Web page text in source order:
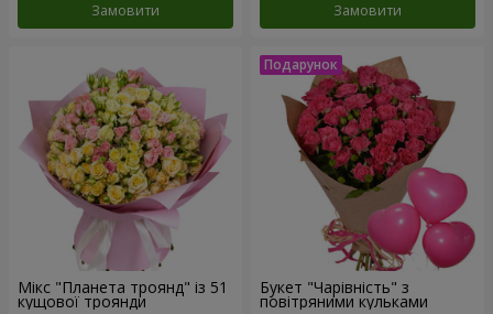
Замовити Замовити
Мікс "Планета троянд" із 51
кущової троянди
Букет "Чарівність" з
повітряними кульками